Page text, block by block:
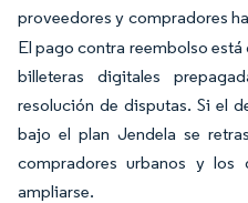
proveedores y compradores
El pago contra reembolso
billeteras digitales
resolución de disputas. Si el
bajo el plan Jendela se
compradores urbanos y
ampliarse.